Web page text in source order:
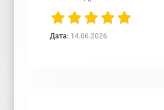
Дата: 14.06.2026